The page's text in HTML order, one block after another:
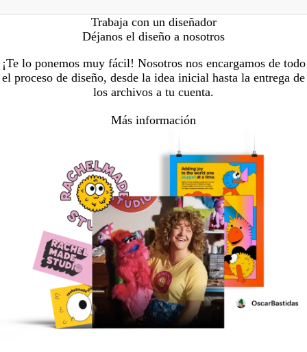
Trabaja con un diseñador
Déjanos el diseño a nosotros
¡Te lo ponemos muy fácil! Nosotros nos encargamos de todo
el proceso de diseño, desde la idea inicial hasta la entrega de
los archivos a tu cuenta.
Más información